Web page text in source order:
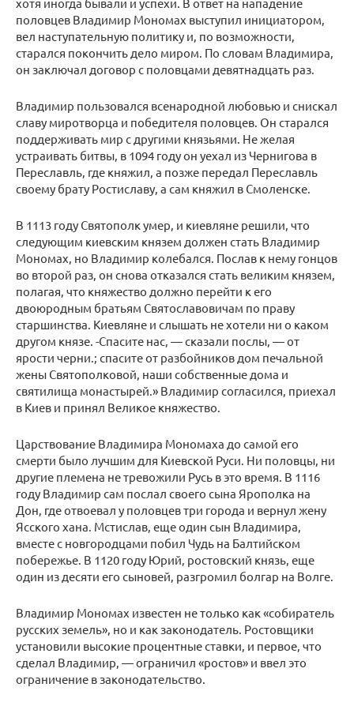
половцев Владимир Мономах выступил инициатором,
вел наступательную политику и, по возможности,
старался покончить дело миром. По словам Владимира,
он заключал договор с половцами девятнадцать раз.
Владимир пользовался всенародной любовью и снискал
славу миротворца и победителя половцев. Он старался
поддерживать мир с другими князьями. Не желая
устраивать битвы, в 1094 году он уехал из Чернигова в
Переславль, где княжил, а позже передал Переславль
своему брату Ростиславу, а сам княжил в Смоленске.
В 1113 году Святополк умер, и киевляне решили, что
следующим киевским князем должен стать Владимир
Мономах, но Владимир колебался. Послав к нему гонцов
во второй раз, он снова отказался стать великим князем,
полагая, что княжество должно перейти к его
двоюродным братьям Святославовичам по праву
старшинства. Киевляне и слышать не хотели ни о каком
другом князе. -Спасите нас, — сказали послы, — от
ярости черни.; спасите от разбойников дом печальной
жены Святополковой, наши собственные дома и
святилища монастырей.» Владимир согласился, приехал
в Киев и принял Великое княжество.
Царствование Владимира Мономаха до самой его
смерти было лучшим для Киевской Руси. Ни половцы, ни
другие племена не тревожили Русь в это время. В 1116
году Владимир сам послал своего сына Ярополка на
Дон, где отвоевал у половцев три города и вернул жену
Ясского хана. Мстислав, еще один сын Владимира,
вместе с новгородцами побил Чудь на Балтийском
побережье. В 1120 году Юрий, ростовский князь, еще
один из десяти его сыновей, разгромил болгар на Волге.
Владимир Мономах известен не только как «собиратель
русских земель», но и как законодатель. Ростовщики
установили высокие процентные ставки, и первое, что
сделал Владимир, — ограничил «ростов» и ввел это
ограничение в законодательство.